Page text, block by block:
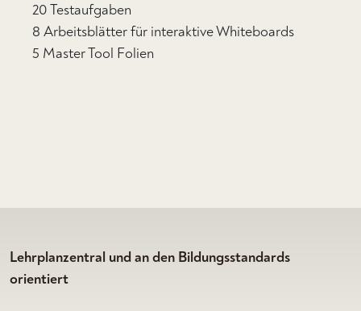
20 Testaufgaben
8 Arbeitsblätter für interaktive Whiteboards
5 Master Tool Folien
Lehrplanzentral und an den Bildungsstandards
orientiert